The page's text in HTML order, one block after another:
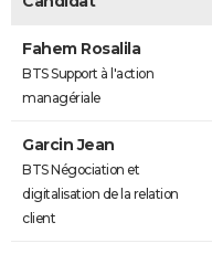
Fahem Rosalila
BTS Support à l'action
managériale
Garcin Jean
BTS Négociation et
digitalisation de la relation
client